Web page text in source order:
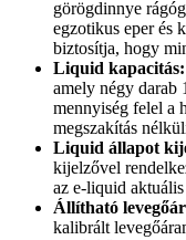
görögdinnye
egzotikus eper és
biztosítja, hogy
Liquid kapacitás:
amely négy darab
mennyiség felel a
megszakítás
Liquid állapot
kijelzővel
az e-liquid
Állítható
kalibrált